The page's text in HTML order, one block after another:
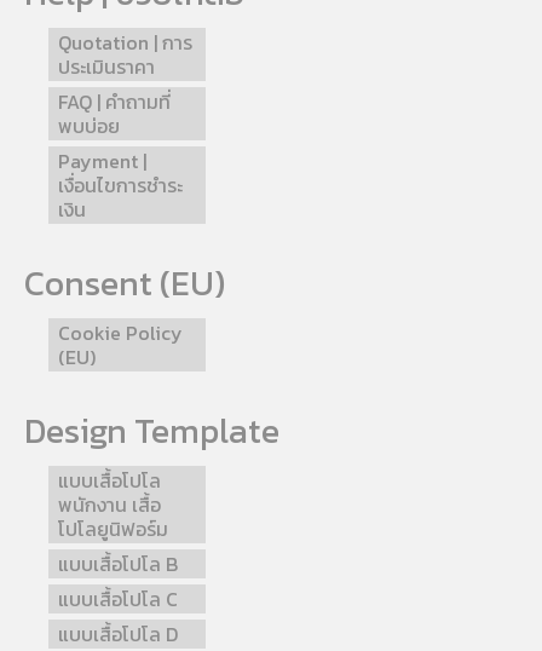
Quotation | การ
ประเมินราคา
FAQ | คำถามที่
พบบ่อย
Payment |
เงื่อนไขการชำระ
เงิน
Consent (EU)
Cookie Policy
(EU)
Design Template
แบบเสื้อโปโล
พนักงาน เสื้อ
โปโลยูนิฟอร์ม
แบบเสื้อโปโล B
แบบเสื้อโปโล C
แบบเสื้อโปโล D